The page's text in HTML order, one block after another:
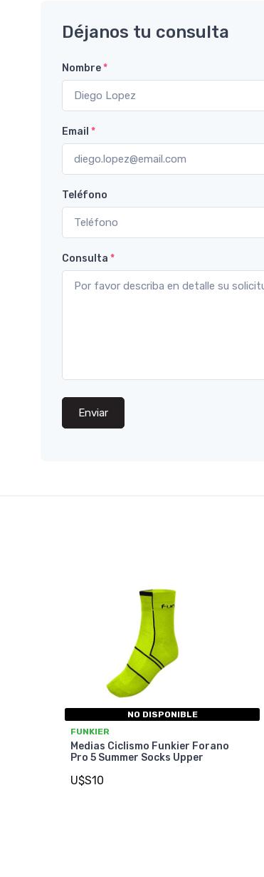
Déjanos tu consulta
Nombre*
Email *
Teléfono
Consulta *
Enviar
NO DISPONIBLE
FUNKIER
Medias Ciclismo Funkier Forano
Pro 5 Summer Socks Upper
U$S10